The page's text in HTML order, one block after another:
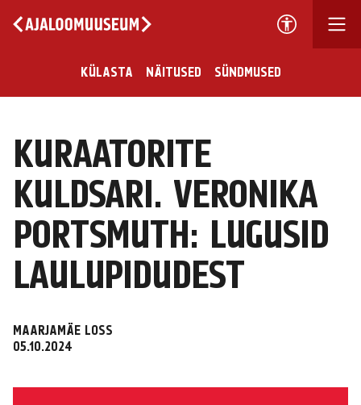
KÜLASTA NÄITUSED SÜNDMUSED
KURAATORITE
KULDSARI. VERONIKA
PORTSMUTH: LUGUSID
LAULUPIDUDEST
MAARJAMÄE LOSS
05.10.2024